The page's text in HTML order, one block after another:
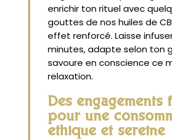
enrichir ton rituel avec
gouttes de nos huiles de
effet renforcé. Laisse
minutes, adapte selon ton
savoure en conscience ce
relaxation.
Des engagements
pour une
éthique et sereine